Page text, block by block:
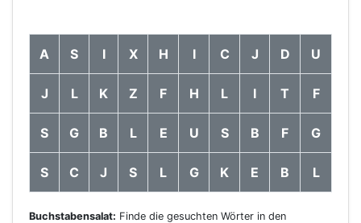
A S I X H I C J D U
J L K Z F H L I T F
S G B L E U S B F G
S C J S L G K E B L
Buchstabensalat: Finde die gesuchten Wörter in den